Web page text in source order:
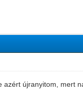
azért újranyitom, mert